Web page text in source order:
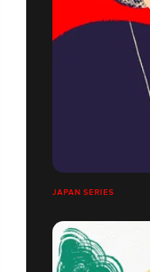
JAPAN SERIES